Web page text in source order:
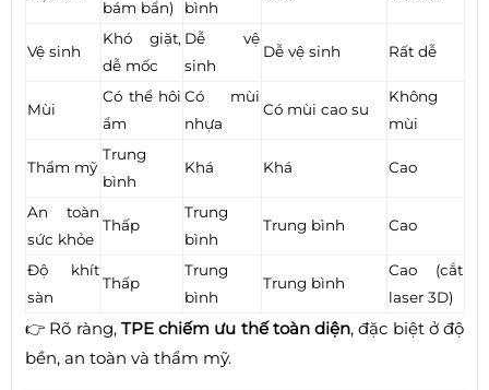
bám bẩn)
bình
Vệ sinh
Khó giặt,
dễ mốc
Dễ vệ
sinh
Dễ vệ sinh Rất dễ
Mùi
Có thể hôi
ẩm
Có mùi
nhựa
Có mùi cao su
Không
mùi
Thẩm mỹ
Trung
bình
Khá Khá Cao
An toàn
sức khỏe
Thấp
Trung
bình
Trung bình Cao
Độ khít
sàn
Thấp
Trung
bình
Trung bình
Cao (cắt
laser 3D)
👉 Rõ ràng, TPE chiếm ưu thế toàn diện, đặc biệt ở độ
bền, an toàn và thẩm mỹ.